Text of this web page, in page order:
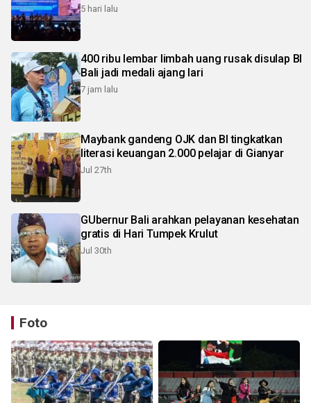
5 hari lalu
400 ribu lembar limbah uang rusak disulap BI
Bali jadi medali ajang lari
7 jam lalu
Maybank gandeng OJK dan BI tingkatkan
literasi keuangan 2.000 pelajar di Gianyar
Jul 27th
GUbernur Bali arahkan pelayanan kesehatan
gratis di Hari Tumpek Krulut
Jul 30th
Foto